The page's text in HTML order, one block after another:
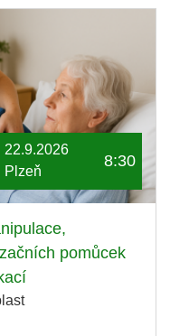
22.9.2026
Plzeň
8:30
pomůcek